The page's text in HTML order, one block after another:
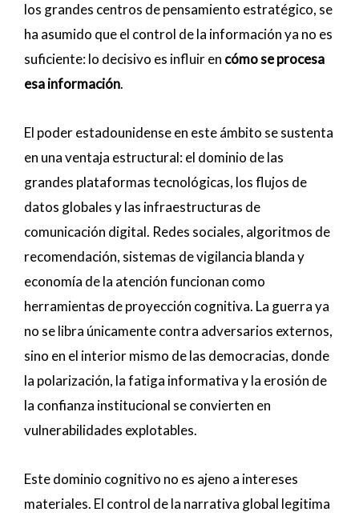
los grandes centros de pensamiento estratégico, se
ha asumido que el control de la información ya no es
suficiente: lo decisivo es influir en cómo se procesa
esa información.
El poder estadounidense en este ámbito se sustenta
en una ventaja estructural: el dominio de las
grandes plataformas tecnológicas, los flujos de
datos globales y las infraestructuras de
comunicación digital. Redes sociales, algoritmos de
recomendación, sistemas de vigilancia blanda y
economía de la atención funcionan como
herramientas de proyección cognitiva. La guerra ya
no se libra únicamente contra adversarios externos,
sino en el interior mismo de las democracias, donde
la polarización, la fatiga informativa y la erosión de
la confianza institucional se convierten en
vulnerabilidades explotables.
Este dominio cognitivo no es ajeno a intereses
materiales. El control de la narrativa global legitima